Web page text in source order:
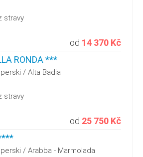
stravy
od 14 370 Kč
RONDA ***
/ Alta Badia
stravy
od 25 750 Kč
/ Arabba - Marmolada